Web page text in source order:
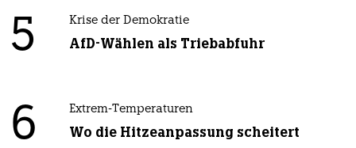
5 Krise der Demokratie
AfD-Wählen als Triebabfuhr
6 Extrem-Temperaturen
Wo die Hitzeanpassung scheitert